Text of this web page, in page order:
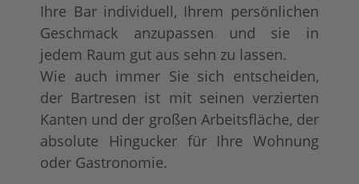
Ihre Bar individuell, Ihrem persönlichen
Geschmack anzupassen und sie in
jedem Raum gut aus sehn zu lassen.
Wie auch immer Sie sich entscheiden,
der Bartresen ist mit seinen verzierten
Kanten und der großen Arbeitsfläche, der
absolute Hingucker für Ihre Wohnung
oder Gastronomie.